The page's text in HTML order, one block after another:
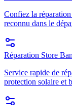
Confiez la
reconnu dans le
Réparation Store
Service rapide de
protection solaire et